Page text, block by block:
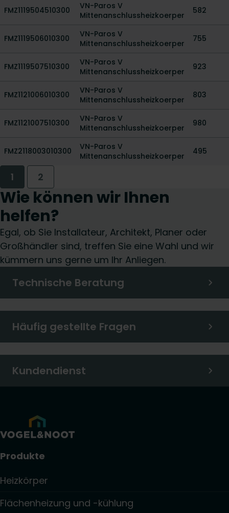
FMZ1119504510300
VN-Paros V
Mittenanschlussheizkoerper
582
FMZ1119506010300
VN-Paros V
Mittenanschlussheizkoerper
755
FMZ1119507510300
VN-Paros V
Mittenanschlussheizkoerper
923
FMZ1121006010300
VN-Paros V
Mittenanschlussheizkoerper
803
FMZ1121007510300
VN-Paros V
Mittenanschlussheizkoerper
980
FMZ2118003010300
VN-Paros V
Mittenanschlussheizkoerper
495
1 2
Wie können wir Ihnen
helfen?
Egal, ob Sie Installateur, Architekt, Planer oder
Großhändler sind, treffen Sie eine Wahl und wir
kümmern uns gerne um Ihr Anliegen.
Technische Beratung
Häufig gestellte Fragen
Kundendienst
Produkte
Heizkörper
Flächenheizung und -kühlung